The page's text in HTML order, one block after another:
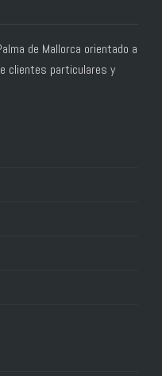
de Mallorca orientado a
clientes particulares y